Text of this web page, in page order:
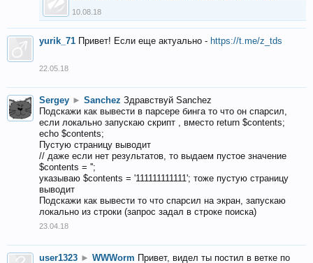
10.08.18
yurik_71 Привет! Если еще актуально - https://t.me/z_tds
22.05.18
Sergey ► Sanchez Здравствуй Sanchez
Подскажи как вывести в парсере бинга то что он спарсил,
если локально запускаю скрипт , вместо return $contents;
echo $contents;
Пустую страницу выводит
// даже если нет результатов, то выдаем пустое значение
$contents = '';
указываю $contents = '111111111111'; тоже пустую страницу
выводит
Подскажи как вывести то что спарсил на экран, запускаю
локально из строки (запрос задал в строке поиска)
23.04.18
user1323 ► WWWorm Привет, видел ты постил в ветке по